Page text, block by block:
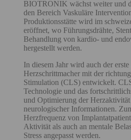
BIOTRONIK wächst weiter und
den Bereich Vaskuläre
Produktionsstätte wird im
eröffnet, wo Führungsdrähte,
Behandlung von kardio- und
hergestellt werden.
In diesem Jahr wird auch der erste
Herzschrittmacher mit der
Stimulation (CLS) entwickelt.
Technologie und das
und Optimierung der
neurologischer Informationen.
Herzfrequenz von
Aktivität als auch an mentale
Stress angepasst werden.